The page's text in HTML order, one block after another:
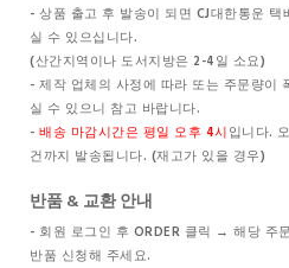
- 상품 출고 후 발송이 되면 CJ대한통운
실 수 있으십니다.
(산간지역이나 도서지방은 2-4일 소요)
- 제작 업체의 사정에 따라 또는 주문량이
실 수 있으니 참고 바랍니다.
- 배송 마감시간은 평일 오후 4시 입니다.
건까지 발송됩니다. (재고가 있을 경우)
반품 & 교환 안내
- 회원 로그인 후 ORDER 클릭 → 해당 주
반품 신청해 주세요.